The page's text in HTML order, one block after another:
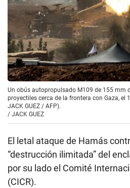
Un obús autopropulsado M109 de 155 mm
proyectiles cerca de la frontera con Gaza, el
JACK GUEZ / AFP).
/ JACK GUEZ
El letal ataque de Hamás
“destrucción ilimitada” del
por su lado el Comité
(CICR).